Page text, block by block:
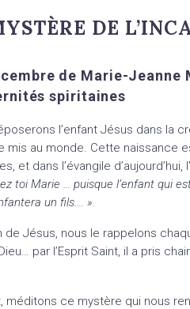
DE
de Marie-Jeanne
spiritaines
l’enfant Jésus dans la
mis au monde. Cette naissance
et dans l’évangile d’aujourd’hui,
toi Marie … puisque l’enfant qui
un fils…. ».
de Jésus, nous le rappelons
par l’Esprit Saint, il a pris
méditons ce mystère qui nous